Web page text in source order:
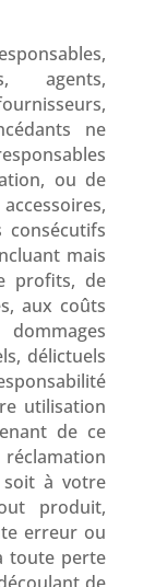
agents,
ne
ou de
consécutifs
mais
profits, de
aux coûts
délictuels
utilisation
de ce
à votre
produit,
erreur ou
toute perte